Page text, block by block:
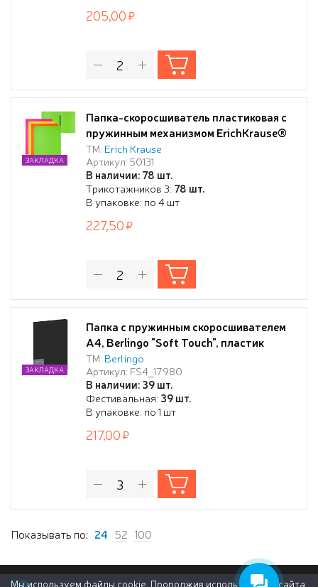
205,00
Папка-скоросшиватель пластиковая с
пружинным механизмом ErichKrause®
Matt Neon, A4, ассорти (в пакете по 4
шт.)
ТМ: Erich Krause
Артикул: 50131
В наличии: 78 шт.
Трикотажников 3: 78 шт.
В упаковке: по 4 шт
ЗАКЛАДКА
227,50
Папка с пружинным скоросшивателем
А4, Berlingo "Soft Touch", пластик
700мкм, матовый софт-тач, с
внутренним карманом, чёрная
ТМ: Berlingo
Артикул: FS4_17980
В наличии: 39 шт.
Фестивальная: 39 шт.
В упаковке: по 1 шт
ЗАКЛАДКА
217,00
Показывать по: 24 52 100
Мы используем файлы cookie. Продолжив использование сайта,